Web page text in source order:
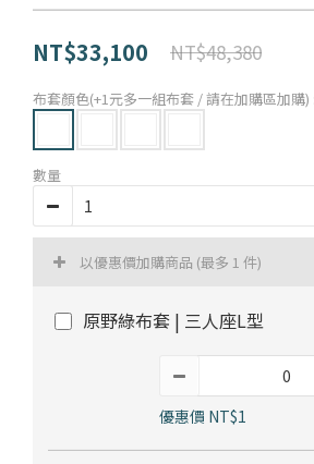
PVC塑膠地板
立體纖維吸隔音板
高密度隔音毯
嬰幼兒爬爬地墊
居家改色貼膜
方塊壓縮沙發 大
SPC石塑地板知識
油漆DIY
NT$33,100 NT$48,380
布套顏色(+1元多一組布套 / 請在加購區加購)
數量
以優惠價加購商品 (最多 1 件)
原野綠布套 | 三人座L型
優惠價 NT$1